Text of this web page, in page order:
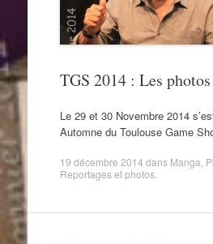
TGS 2014 : Les photos
Le 29 et 30 Novembre 2014
Automne du Toulouse Game
19 décembre 2014 dans Manga
Reportages et photos.